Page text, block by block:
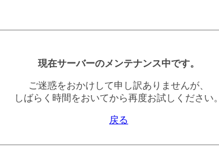
現在サーバーのメンテナンス中です。
ご迷惑をおかけして申し訳ありませんが、
しばらく時間をおいてから再度お試しください。
戻る